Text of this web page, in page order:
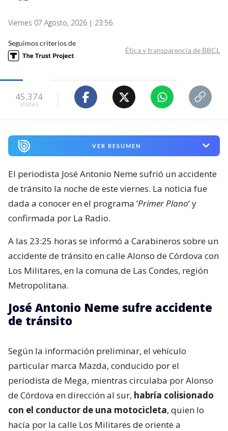
Viernes 07 Agosto, 2026 | 23:56
Seguimos criterios de
Ética y transparencia de BBCL
45.374
visitas
VER RESUMEN
El periodista José Antonio Neme sufrió un accidente
de tránsito la noche de este viernes. La noticia fue
dada a conocer en el programa ‘Primer Plano‘ y
confirmada por La Radio.
A las 23:25 horas se informó a Carabineros sobre un
accidente de tránsito en calle Alonso de Córdova con
Los Militares, en la comuna de Las Condes, región
Metropolitana.
José Antonio Neme sufre accidente
de tránsito
Según la información preliminar, el vehículo
particular marca Mazda, conducido por el
periodista de Mega, mientras circulaba por Alonso
de Córdova en dirección al sur, habría colisionado
con el conductor de una motocicleta, quien lo
hacía por la calle Los Militares de oriente a